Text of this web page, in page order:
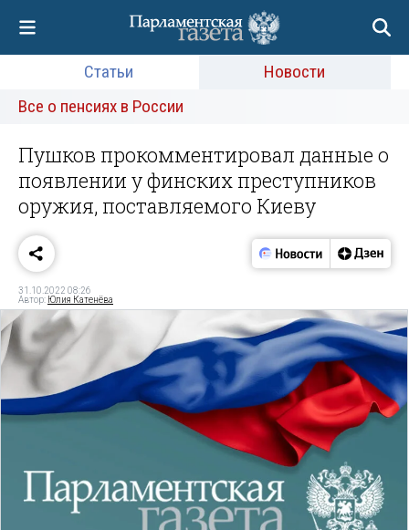
Статьи
Новости
Все о пенсиях в России
Пушков прокомментировал данные о
появлении у финских преступников
оружия, поставляемого Киеву
31.10.2022 08:26
Автор: Юлия Катенёва